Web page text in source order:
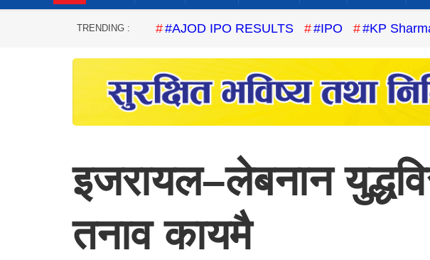
TRENDING : #AJOD IPO RESULTS #IPO #KP
इजरायल–लेबनान
तनाव कायमै